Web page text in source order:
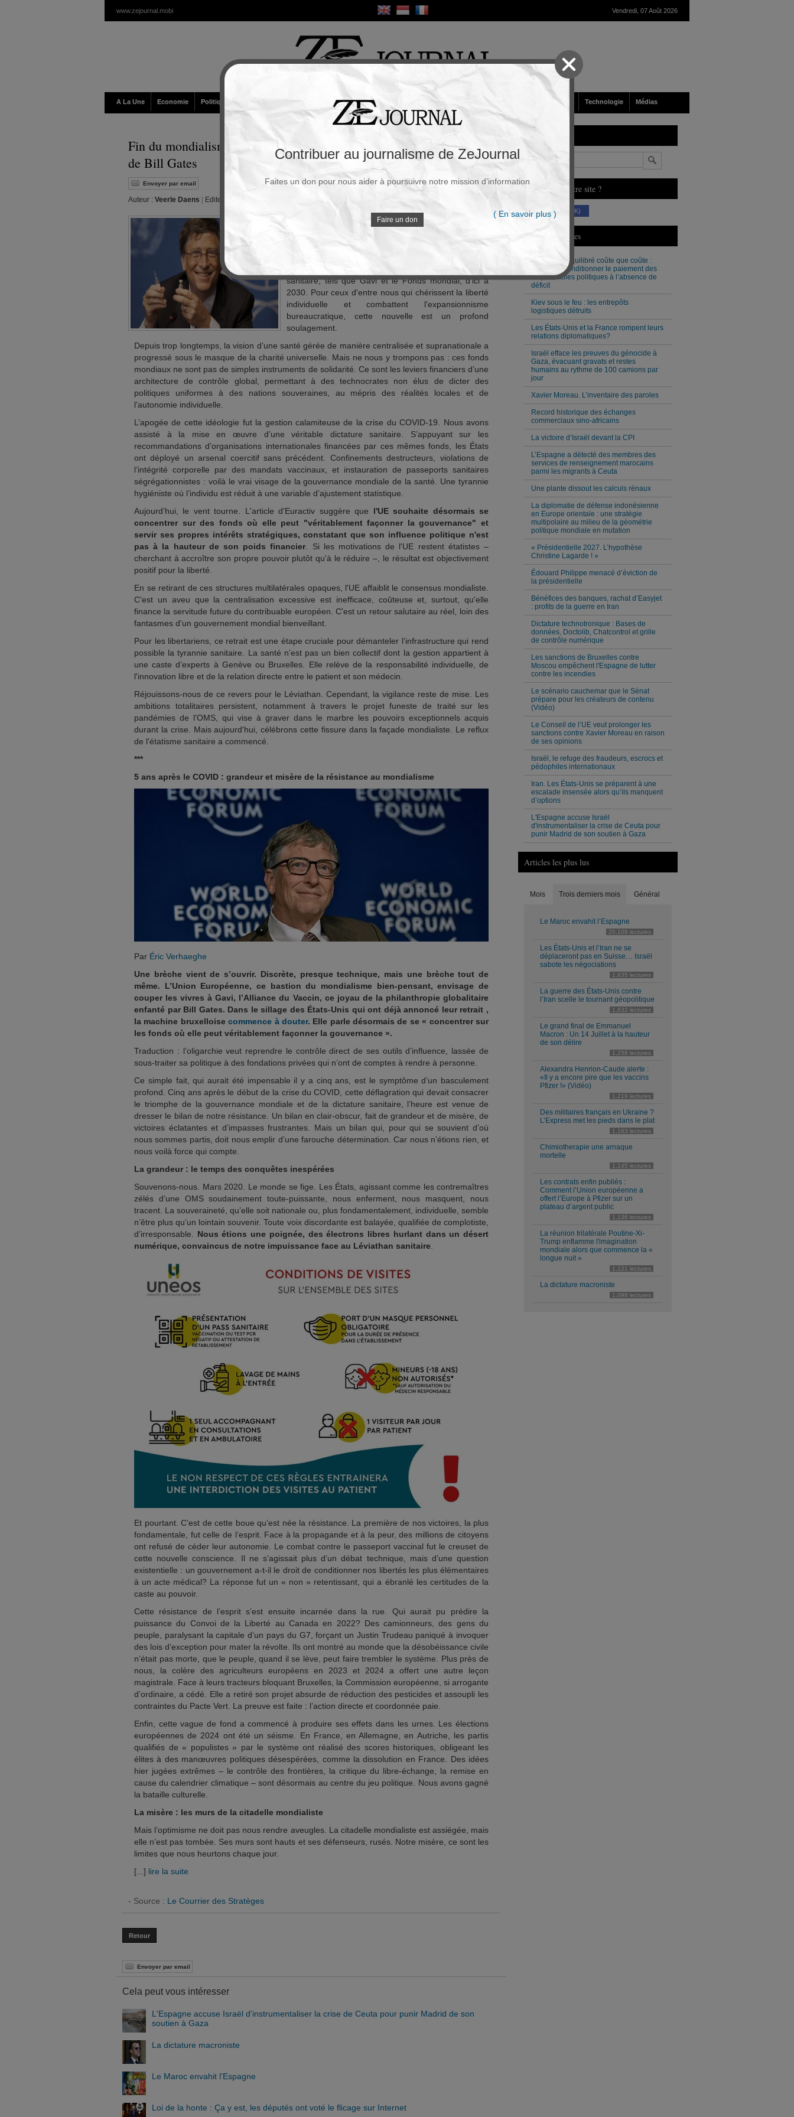
www.zejournal.mobi Vendredi, 07 Août 2026
A La Une Economie Politique / Géopolitique Religion Sport France / Europe Société Technologie Médias
Fin du mondialisme sanitaire ? L'UE ne veut plus financer les vaccins
de Bill Gates
Envoyer par email Souscrire à la newsletter
Auteur : Veerle Daens Editeur :
Une brise de lucidité inattendue semble souffler sur la
technocratie bruxelloise.
exclusives d’Euractiv
, l’Union européenne envisage
coupant les vivres à plusieurs piliers du mondialisme
sanitaire, tels que Gavi et le Fonds mondial, d'ici à
2030. Pour ceux d'entre nous qui chérissent la liberté
individuelle et combattent l'expansionnisme
bureaucratique, cette nouvelle est un profond
soulagement.
Depuis trop longtemps, la vision d’une santé gérée de manière centralisée et supranationale a
progressé sous le masque de la charité universelle. Mais ne nous y trompons pas : ces fonds
mondiaux ne sont pas de simples instruments de solidarité. Ce sont les leviers financiers d’une
architecture de contrôle global, permettant à des technocrates non élus de dicter des
politiques uniformes à des nations souveraines, au mépris des réalités locales et de
l'autonomie individuelle.
L’apogée de cette idéologie fut la gestion calamiteuse de la crise du COVID-19. Nous avons
assisté à la mise en œuvre d’une véritable dictature sanitaire. S’appuyant sur les
recommandations d’organisations internationales financées par ces mêmes fonds, les États
ont déployé un arsenal coercitif sans précédent. Confinements destructeurs, violations de
l’intégrité corporelle par des mandats vaccinaux, et instauration de passeports sanitaires
ségrégationnistes : voilà le vrai visage de la gouvernance mondiale de la santé. Une tyrannie
hygiéniste où l’individu est réduit à une variable d’ajustement statistique.
Aujourd’hui, le vent tourne. L'article d'Euractiv suggère que l'UE souhaite désormais se
concentrer sur des fonds où elle peut "véritablement façonner la gouvernance" et
servir ses propres intérêts stratégiques, constatant que son influence politique n'est
pas à la hauteur de son poids financier . Si les motivations de l'UE restent étatistes –
cherchant à accroître son propre pouvoir plutôt qu'à le réduire –, le résultat est objectivement
positif pour la liberté.
En se retirant de ces structures multilatérales opaques, l'UE affaiblit le consensus mondialiste.
C'est un aveu que la centralisation excessive est inefficace, coûteuse et, surtout, qu'elle
finance la servitude future du contribuable européen. C'est un retour salutaire au réel, loin des
fantasmes d'un gouvernement mondial bienveillant.
Pour les libertariens, ce retrait est une étape cruciale pour démanteler l’infrastructure qui rend
possible la tyrannie sanitaire. La santé n’est pas un bien collectif dont la gestion appartient à
une caste d’experts à Genève ou Bruxelles. Elle relève de la responsabilité individuelle, de
l'innovation libre et de la relation directe entre le patient et son médecin.
Réjouissons-nous de ce revers pour le Léviathan. Cependant, la vigilance reste de mise. Les
ambitions totalitaires persistent, notamment à travers le projet funeste de traité sur les
pandémies de l'OMS, qui vise à graver dans le marbre les pouvoirs exceptionnels acquis
durant la crise. Mais aujourd'hui, célébrons cette fissure dans la façade mondialiste. Le reflux
de l'étatisme sanitaire a commencé.
***
5 ans après le COVID : grandeur et misère de la résistance au mondialisme
Par Éric Verhaeghe
Une brèche vient de s’ouvrir. Discrète, presque technique, mais une brèche tout de
même. L’Union Européenne, ce bastion du mondialisme bien-pensant, envisage de
couper les vivres à Gavi, l’Alliance du Vaccin, ce joyau de la philanthropie globalitaire
enfanté par Bill Gates. Dans le sillage des États-Unis qui ont déjà annoncé leur retrait ,
la machine bruxelloisecommence à douter. Elle parle désormais de se « concentrer sur
les fonds où elle peut véritablement façonner la gouvernance ».
Traduction : l’oligarchie veut reprendre le contrôle direct de ses outils d’influence, lassée de
sous-traiter sa politique à des fondations privées qui n’ont de comptes à rendre à personne.
Ce simple fait, qui aurait été impensable il y a cinq ans, est le symptôme d’un basculement
profond. Cinq ans après le début de la crise du COVID, cette déflagration qui devait consacrer
le triomphe de la gouvernance mondiale et de la dictature sanitaire, l’heure est venue de
dresser le bilan de notre résistance. Un bilan en clair-obscur, fait de grandeur et de misère, de
victoires éclatantes et d’impasses frustrantes. Mais un bilan qui, pour qui se souvient d’où
nous sommes partis, doit nous emplir d’une farouche détermination. Car nous n’étions rien, et
nous voilà force qui compte.
La grandeur : le temps des conquêtes inespérées
Souvenons-nous. Mars 2020. Le monde se fige. Les États, agissant comme les contremaîtres
zélés d’une OMS soudainement toute-puissante, nous enferment, nous masquent, nous
tracent. La souveraineté, qu’elle soit nationale ou, plus fondamentalement, individuelle, semble
n’être plus qu’un lointain souvenir. Toute voix discordante est balayée, qualifiée de complotiste,
d’irresponsable. Nous étions une poignée, des électrons libres hurlant dans un désert
numérique, convaincus de notre impuissance face au Léviathan sanitaire
Et pourtant. C’est de cette boue qu’est née la résistance. La première de nos victoires, la plus
fondamentale, fut celle de l’esprit. Face à la propagande et à la peur, des millions de citoyens
ont refusé de céder leur autonomie. Le combat contre le passeport vaccinal fut le creuset de
cette nouvelle conscience. Il ne s’agissait plus d’un débat technique, mais d’une question
existentielle : un gouvernement a-t-il le droit de conditionner nos libertés les plus élémentaires
à un acte médical? La réponse fut un « non » retentissant, qui a ébranlé les certitudes de la
caste au pouvoir.
Cette résistance de l’esprit s’est ensuite incarnée dans la rue. Qui aurait pu prédire la
puissance du Convoi de la Liberté au Canada en 2022? Des camionneurs, des gens du
peuple, paralysant la capitale d’un pays du G7, forçant un Justin Trudeau paniqué à invoquer
des lois d’exception pour mater la révolte. Ils ont montré au monde que la désobéissance civile
n’était pas morte, que le peuple, quand il se lève, peut faire trembler le système. Plus près de
nous, la colère des agriculteurs européens en 2023 et 2024 a offert une autre leçon
magistrale. Face à leurs tracteurs bloquant Bruxelles, la Commission européenne, si arrogante
d’ordinaire, a cédé. Elle a retiré son projet absurde de réduction des pesticides et assoupli les
contraintes du Pacte Vert. La preuve est faite : l’action directe et coordonnée paie.
Enfin, cette vague de fond a commencé à produire ses effets dans les urnes. Les élections
européennes de 2024 ont été un séisme. En France, en Allemagne, en Autriche, les partis
qualifiés de « populistes » par le système ont réalisé des scores historiques, obligeant les
élites à des manœuvres politiques désespérées, comme la dissolution en France. Des idées
hier jugées extrêmes – le contrôle des frontières, la critique du libre-échange, la remise en
cause du calendrier climatique – sont désormais au centre du jeu politique. Nous avons gagné
la bataille culturelle.
La misère : les murs de la citadelle mondialiste
Mais l’optimisme ne doit pas nous rendre aveugles. La citadelle mondialiste est assiégée, mais
elle n’est pas tombée. Ses murs sont hauts et ses défenseurs, rusés. Notre misère, ce sont les
limites que nous heurtons chaque jour.
[...] lire la suite
- Source : Le Courrier des Stratèges
Retour
Envoyer par email
Cela peut vous intéresser
L'Espagne accuse Israël d'instrumentaliser la crise de Ceuta pour punir Madrid de son
soutien à Gaza
La dictature macroniste
Le Maroc envahit l’Espagne
Loi de la honte : Ça y est, les députés ont voté le flicage sur Internet
Vous aimez notre site ?
(230 K)
Derniers Articles
Un budget équilibré coûte que coûte :
Milei veut conditionner le paiement des
responsables politiques à l’absence de
déficit
Kiev sous le feu : les entrepôts
logistiques détruits
Les États-Unis et la France rompent leurs
relations diplomatiques?
Israël efface les preuves du génocide à
Gaza, évacuant gravats et restes
humains au rythme de 100 camions par
jour
Xavier Moreau. L’inventaire des paroles
Record historique des échanges
commerciaux sino-africains
La victoire d’Israël devant la CPI
L’Espagne a détecté des membres des
services de renseignement marocains
parmi les migrants à Ceuta
Une plante dissout les calculs rénaux
La diplomatie de défense indonésienne
en Europe orientale : une stratégie
multipolaire au milieu de la géométrie
politique mondiale en mutation
« Présidentielle 2027. L’hypothèse
Christine Lagarde ! »
Édouard Philippe menacé d’éviction de
la présidentielle
Bénéfices des banques, rachat d’Easyjet
: profits de la guerre en Iran
Dictature technotronique : Bases de
données, Doctolib, Chatcontrol et grille
de contrôle numérique
Les sanctions de Bruxelles contre
Moscou empêchent l'Espagne de lutter
contre les incendies
Le scénario cauchemar que le Sénat
prépare pour les créateurs de contenu
(Vidéo)
Le Conseil de l’UE veut prolonger les
sanctions contre Xavier Moreau en raison
de ses opinions
Israël, le refuge des fraudeurs, escrocs et
pédophiles internationaux
Iran. Les États-Unis se préparent à une
escalade insensée alors qu’ils manquent
d’options
L'Espagne accuse Israël
d'instrumentaliser la crise de Ceuta pour
punir Madrid de son soutien à Gaza
Articles les plus lus
Mois Trois derniers mois Général
Le Maroc envahit l’Espagne
20,108 lectures
Les États-Unis et l’Iran ne se
déplaceront pas en Suisse… Israël
sabote les négociations
1,635 lectures
La guerre des États-Unis contre
l’Iran scelle le tournant géopolitique
1,632 lectures
Le grand final de Emmanuel
Macron : Un 14 Juillet à la hauteur
de son délire
1,258 lectures
Alexandra Henrion-Caude alerte :
«Il y a encore pire que les vaccins
Pfizer !» (Vidéo)
1,219 lectures
Des militaires français en Ukraine ?
L’Express met les pieds dans le plat
1,163 lectures
Chimiotherapie une arnaque
mortelle
1,145 lectures
Les contrats enfin publiés :
Comment l’Union européenne a
offert l’Europe à Pfizer sur un
plateau d’argent public
1,136 lectures
La réunion trilatérale Poutine-Xi-
Trump enflamme l'imagination
mondiale alors que commence la «
longue nuit »
1,121 lectures
La dictature macroniste
1,098 lectures
Contribuer au journalisme de ZeJournal
Faites un don pour nous aider à poursuivre notre mission d’information
Faire un don
( En savoir plus )